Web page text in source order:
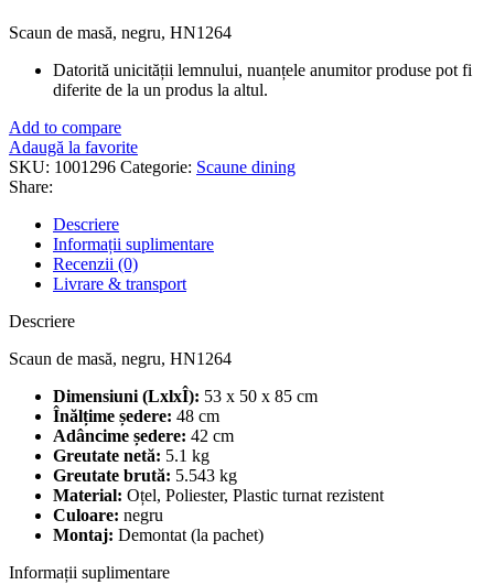
Scaun de masă, negru, HN1264
Datorită unicității lemnului, nuanțele anumitor produse pot fi
diferite de la un produs la altul.
Add to compare
Adaugă la favorite
SKU: 1001296 Categorie: Scaune dining
Share:
Descriere
Informații suplimentare
Recenzii (0)
Livrare & transport
Descriere
Scaun de masă, negru, HN1264
Dimensiuni (LxlxÎ): 53 x 50 x 85 cm
Înălțime ședere: 48 cm
Adâncime ședere: 42 cm
Greutate netă: 5.1 kg
Greutate brută: 5.543 kg
Material: Oțel, Poliester, Plastic turnat rezistent
Culoare: negru
Montaj: Demontat (la pachet)
Informații suplimentare